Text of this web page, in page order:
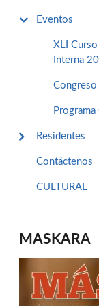
Eventos
XLI
Interna
Residentes
Contáctenos
CULTURAL
MASKARA